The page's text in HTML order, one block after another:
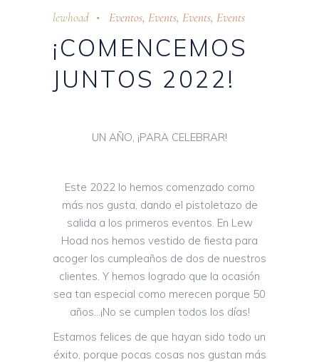
lewhoad Eventos, Events, Events, Events
¡COMENCEMOS
JUNTOS 2022!
UN AÑO, ¡PARA CELEBRAR!
Este 2022 lo hemos comenzado como
más nos gusta, dando el pistoletazo de
salida a los primeros eventos. En Lew
Hoad nos hemos vestido de fiesta para
acoger los cumpleaños de dos de nuestros
clientes. Y hemos logrado que la ocasión
sea tan especial como merecen porque 50
años…¡No se cumplen todos los días!
Estamos felices de que hayan sido todo un
éxito, porque pocas cosas nos gustan más